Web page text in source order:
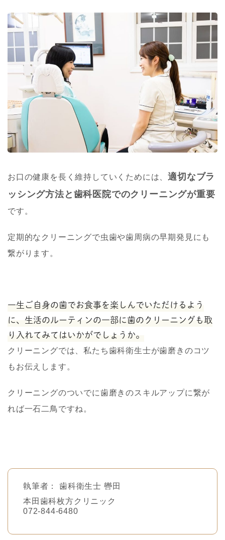
お口の健康を長く維持していくためには、適切なブラ
ッシング方法と歯科医院でのクリーニングが重要
です。
定期的なクリーニングで虫歯や歯周病の早期発見にも
繋がります。
一生ご自身の歯でお食事を楽しんでいただけるよう
に、生活のルーティンの一部に歯のクリーニングも取
り入れてみてはいかがでしょうか。
クリーニングでは、私たち歯科衛生士が歯磨きのコツ
もお伝えします。
クリーニングのついでに歯磨きのスキルアップに繋が
れば一石二鳥ですね。
執筆者：
歯科衛生士 轡田
本田歯科枚方クリニック
072-844-6480